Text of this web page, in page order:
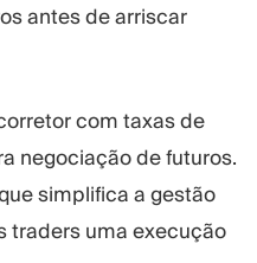
antes de arriscar
com taxas de
negociação de futuros.
simplifica a gestão
traders uma execução